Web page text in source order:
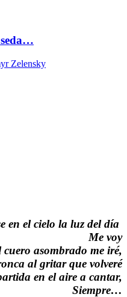
seda…
en el cielo la luz del día
Me voy
cuero asombrado me iré,
al gritar que volveré
en el aire a cantar,
Siempre…